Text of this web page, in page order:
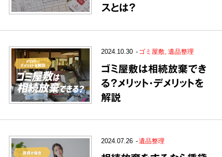
スとは？
2024.10.30 ゴミ屋敷 遺品整理
ゴミ屋敷は相続放棄でき
る？メリット・デメリットを
解説
2024.07.26 遺品整理